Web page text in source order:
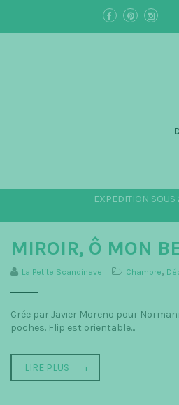
i
e
EXPEDITION
MIROIR, Ô MON
La Petite Scandinave Chambre,
Crée par Javier Moreno pour
poches. Flip est orientable...
LIRE PLUS